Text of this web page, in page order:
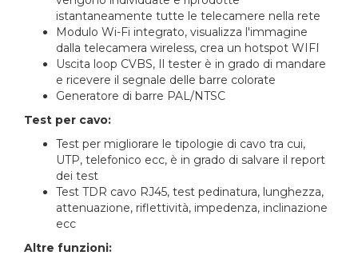
istantaneamente tutte le telecamere nella rete
Modulo Wi-Fi integrato, visualizza l'immagine
dalla telecamera wireless, crea un hotspot WIFI
Uscita loop CVBS, Il tester è in grado di mandare
e ricevere il segnale delle barre colorate
Generatore di barre PAL/NTSC
Test per cavo:
Test per migliorare le tipologie di cavo tra cui,
UTP, telefonico ecc, è in grado di salvare il report
dei test
Test TDR cavo RJ45, test pedinatura, lunghezza,
attenuazione, riflettività, impedenza, inclinazione
ecc
Altre funzioni: